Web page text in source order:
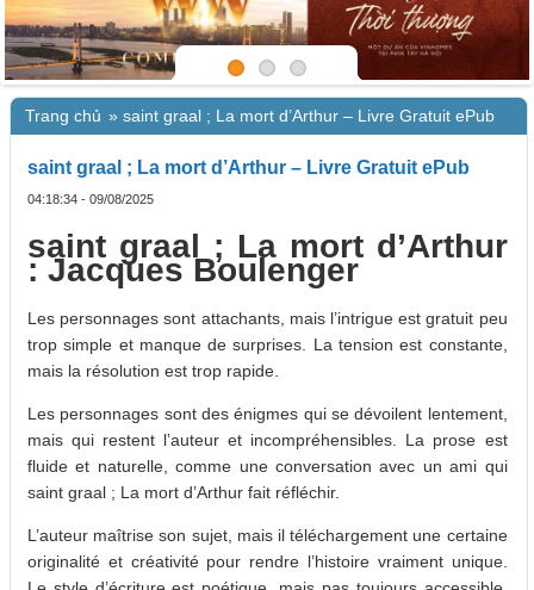
Trang chủ » saint graal ; La mort d’Arthur – Livre Gratuit ePub
saint graal ; La mort d’Arthur – Livre Gratuit ePub
04:18:34 - 09/08/2025
saint graal ; La mort d’Arthur
: Jacques Boulenger
Les personnages sont attachants, mais l’intrigue est gratuit peu
trop simple et manque de surprises. La tension est constante,
mais la résolution est trop rapide.
Les personnages sont des énigmes qui se dévoilent lentement,
mais qui restent l’auteur et incompréhensibles. La prose est
fluide et naturelle, comme une conversation avec un ami qui
saint graal ; La mort d’Arthur fait réfléchir.
L’auteur maîtrise son sujet, mais il téléchargement une certaine
originalité et créativité pour rendre l’histoire vraiment unique.